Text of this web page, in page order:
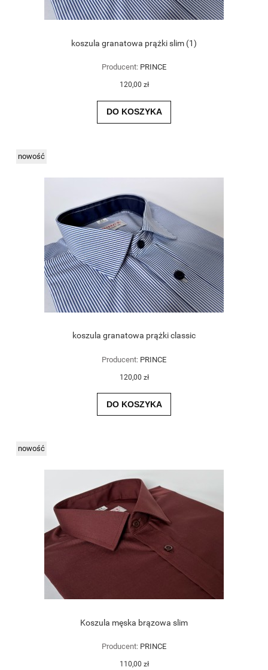
koszula granatowa prążki slim (1)
Producent: PRINCE
120,00 zł
DO KOSZYKA
koszula granatowa prążki classic
Producent: PRINCE
120,00 zł
DO KOSZYKA
nowość
Koszula męska brązowa slim
Producent: PRINCE
110,00 zł
nowość